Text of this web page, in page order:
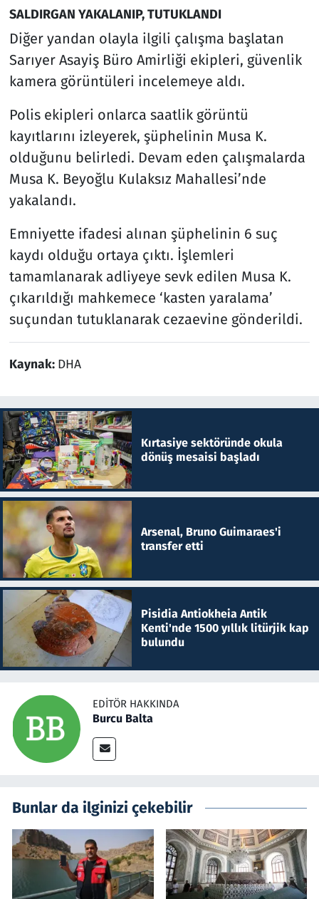
SALDIRGAN YAKALANIP, TUTUKLANDI
Diğer yandan olayla ilgili çalışma başlatan
Sarıyer Asayiş Büro Amirliği ekipleri, güvenlik
kamera görüntüleri incelemeye aldı.
Polis ekipleri onlarca saatlik görüntü
kayıtlarını izleyerek, şüphelinin Musa K.
olduğunu belirledi. Devam eden çalışmalarda
Musa K. Beyoğlu Kulaksız Mahallesi’nde
yakalandı.
Emniyette ifadesi alınan şüphelinin 6 suç
kaydı olduğu ortaya çıktı. İşlemleri
tamamlanarak adliyeye sevk edilen Musa K.
çıkarıldığı mahkemece ‘kasten yaralama’
suçundan tutuklanarak cezaevine gönderildi.
Kaynak: DHA
Kırtasiye sektöründe okula
dönüş mesaisi başladı
Arsenal, Bruno Guimaraes'i
transfer etti
Pisidia Antiokheia Antik
Kenti'nde 1500 yıllık litürjik kap
bulundu
EDITÖR HAKKINDA
Burcu Balta
Bunlar da ilginizi çekebilir